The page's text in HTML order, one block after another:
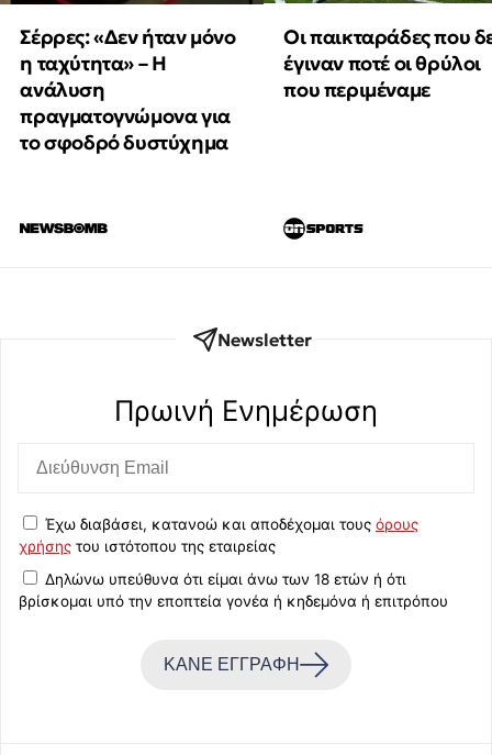
Σέρρες: «Δεν ήταν μόνο
η ταχύτητα» – Η
ανάλυση
πραγματογνώμονα για
το σφοδρό δυστύχημα
Οι παικταράδες που
έγιναν ποτέ οι θρύλοι
που περιμέναμε
Newsletter
Πρωινή Eνημέρωση
Έχω διαβάσει, κατανοώ και αποδέχομαι τους όρους
χρήσης του ιστότοπου της εταιρείας
Δηλώνω υπεύθυνα ότι είμαι άνω των 18 ετών ή ότι
βρίσκομαι υπό την εποπτεία γονέα ή κηδεμόνα ή επιτρόπου
ΚΑΝΕ ΕΓΓΡΑΦΗ